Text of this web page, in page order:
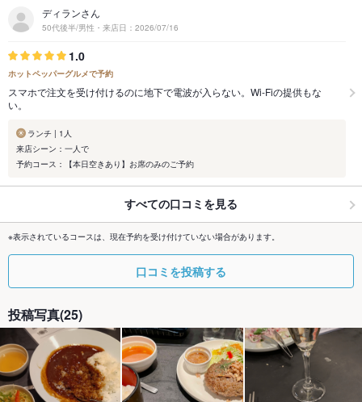
ディランさん
50代後半/男性・来店日：2026/07/16
1.0
ホットペッパーグルメで予約
スマホで注文を受け付けるのに地下で電波が入らない。Wi-Fiの提供もな
い。
ランチ | 1人
来店シーン：一人で
予約コース：【本日空きあり】お席のみのご予約
すべての口コミを見る
※表示されているコースは、現在予約を受け付けていない場合があります。
口コミを投稿する
投稿写真(25)